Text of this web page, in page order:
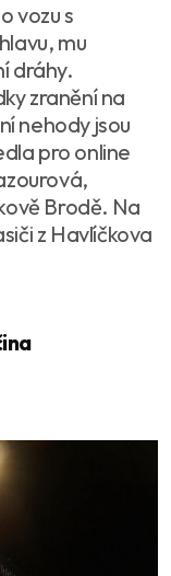
vozu s
mu
dráhy.
zranění na
nehody jsou
pro online
Brodě. Na
z Havlíčkova